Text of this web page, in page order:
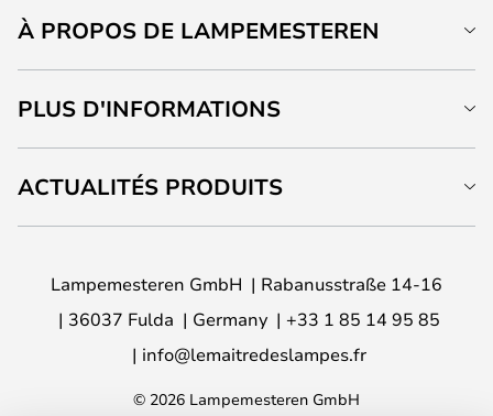
À PROPOS DE LAMPEMESTEREN
PLUS D'INFORMATIONS
ACTUALITÉS PRODUITS
Lampemesteren GmbH
Rabanusstraße 14-16
36037 Fulda
Germany
+33 1 85 14 95 85
info@lemaitredeslampes.fr
© 2026 Lampemesteren GmbH